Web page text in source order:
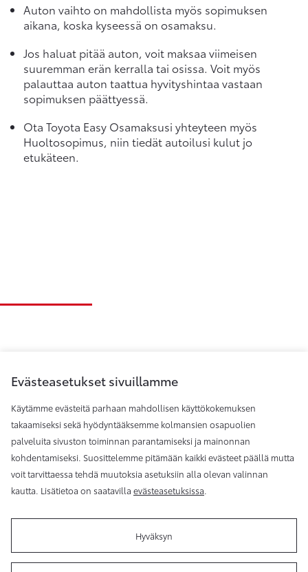
Auton vaihto on mahdollista myös sopimuksen
aikana, koska kyseessä on osamaksu.
Jos haluat pitää auton, voit maksaa viimeisen
suuremman erän kerralla tai osissa. Voit myös
palauttaa auton taattua hyvityshintaa vastaan
sopimuksen päättyessä.
Ota Toyota Easy Osamaksusi yhteyteen myös
Huoltosopimus, niin tiedät autoilusi kulut jo
etukäteen.
Toyota Helsinki
Käyttöehdot Evästeasetukset Reklamaatio Tilaa
Evästeasetukset sivuillamme
Käytämme evästeitä parhaan mahdollisen käyttökokemuksen
takaamiseksi sekä hyödyntääksemme kolmansien osapuolien
palveluita sivuston toiminnan parantamiseksi ja mainonnan
kohdentamiseksi. Suosittelemme pitämään kaikki evästeet päällä mutta
voit tarvittaessa tehdä muutoksia asetuksiin alla olevan valinnan
kautta. Lisätietoa on saatavilla evästeasetuksissa.
Hyväksyn